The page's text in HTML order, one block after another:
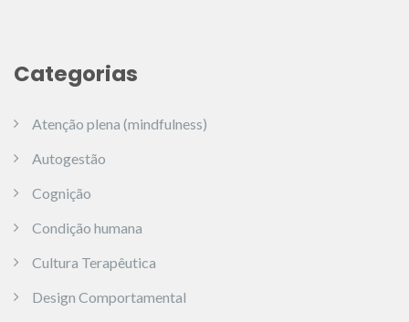
Categorias
Atenção plena (mindfulness)
Autogestão
Cognição
Condição humana
Cultura Terapêutica
Design Comportamental